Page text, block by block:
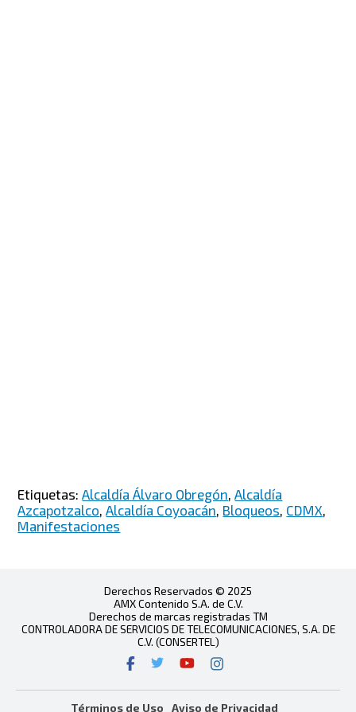
Etiquetas:Alcaldía Álvaro Obregón,Alcaldía
Azcapotzalco,Alcaldía Coyoacán, Bloqueos, CDMX,
Manifestaciones
Derechos Reservados © 2025
AMX Contenido S.A. de C.V.
Derechos de marcas registradas TM
CONTROLADORA DE SERVICIOS DE TELECOMUNICACIONES, S.A. DE
C.V. (CONSERTEL)
Términos de Uso Aviso de Privacidad